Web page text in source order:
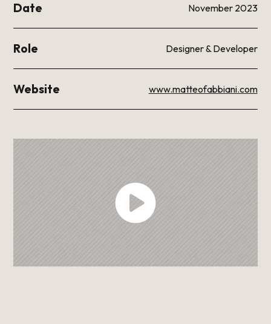
Date November 2023
Role Designer & Developer
Website www.matteofabbiani.com